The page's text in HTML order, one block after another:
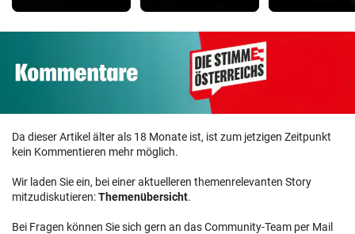
Da dieser Artikel älter als 18 Monate ist, ist zum jetzigen Zeitpunkt
kein Kommentieren mehr möglich.
Wir laden Sie ein, bei einer aktuelleren themenrelevanten Story
mitzudiskutieren:Themenübersicht.
Bei Fragen können Sie sich gern an das Community-Team per Mail